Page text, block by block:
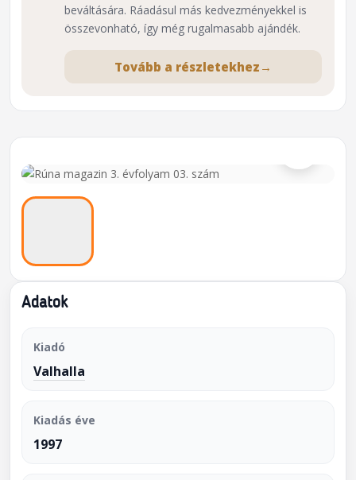
⌕
Adatok
Kiadó
Valhalla
Kiadás éve
1997
beváltására. Ráadásul más kedvezményekkel is
összevonható, így még rugalmasabb ajándék.
Tovább a részletekhez →